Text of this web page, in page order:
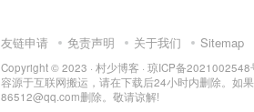
友链申请 免责声明 关于我们 Sitemap
Copyright © 2023 · 村少博客 · 琼ICP备2021002548
容源于互联网搬运，请在下载后24小时内删除。如
86512@qq.com删除。敬请谅解!